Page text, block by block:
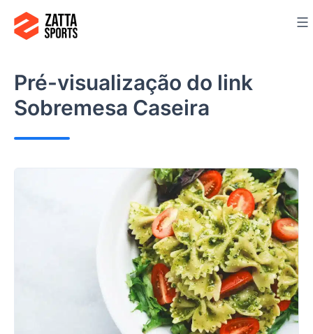
para
conteúdo
Pré-visualização do link
Sobremesa Caseira